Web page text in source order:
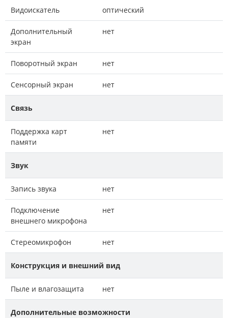
Видоискатель оптический
Дополнительный
экран
нет
Поворотный экран нет
Сенсорный экран нет
Связь
Поддержка карт
памяти
нет
Звук
Запись звука нет
Подключение
внешнего микрофона
нет
Стереомикрофон нет
Конструкция и внешний вид
Пыле и влагозащита нет
Дополнительные возможности